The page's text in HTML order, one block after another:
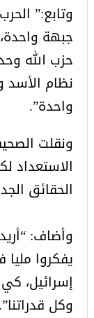
وتابع:”
جبهة
حزب الله
نظام الأسد
واحدة”.
ونقلت
الاستعداد
الحقائق
وأضاف:
يفكروا
إسرائيل،
وكل قدراتنا”.